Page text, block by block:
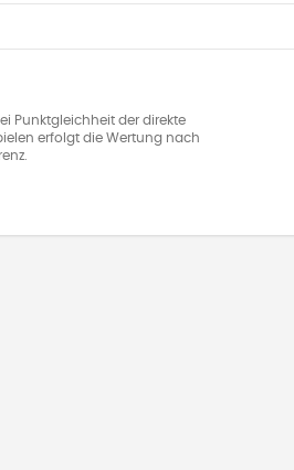
Punktgleichheit der direkte
erfolgt die Wertung nach